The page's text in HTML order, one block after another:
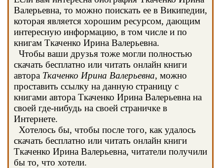
Валерьевна, то можно поискать ее в Википедии,
которая является хорошим ресурсом, дающим
интересную информацию, в том числе и по
книгам Ткаченко Ирина Валерьевна.
Чтобы ваши друзья тоже могли полностью
скачать бесплатно или читать онлайн книги
автора Ткаченко Ирина Валерьевна, можно
проставить ссылку на данную страницу с
книгами автора Ткаченко Ирина Валерьевна на
своей где-нибудь на своей страничке в
Интернете.
Хотелось бы, чтобы после того, как удалось
скачать бесплатно или читать онлайн книги
Ткаченко Ирина Валерьевна, читатели получили
бы то, что хотели.